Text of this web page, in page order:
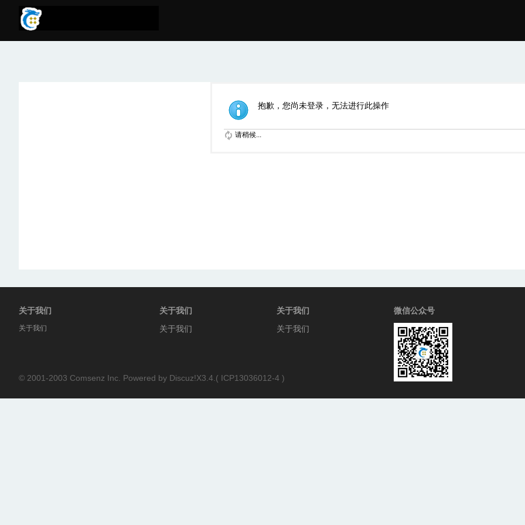
抱歉，您尚未登录，无法进行此操作
请稍候...
关于我们
关于我们
关于我们
关于我们
关于我们
关于我们
微信公众号
© 2001-2003 Comsenz Inc. Powered by Discuz!X3.4. ( ICP13036012-4 )